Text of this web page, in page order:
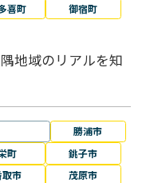
喜町
御宿町
地域のリアルを知
勝浦市
町
銚子市
取市
茂原市